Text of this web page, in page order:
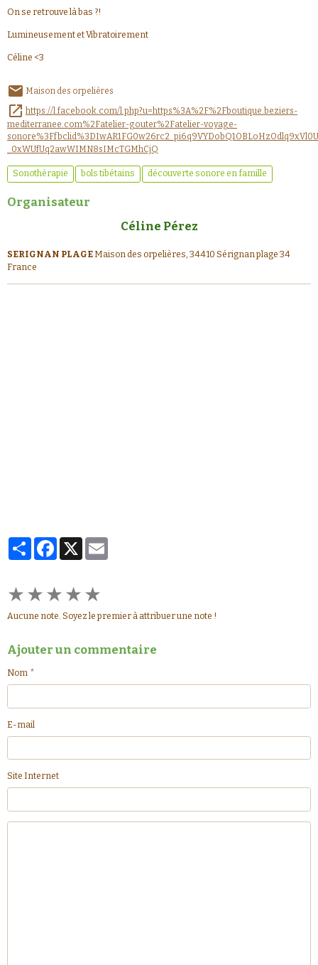
On se retrouve là bas ?!
Lumineusement et Vibratoirement
Céline <3
Maison des orpelières
https://l.facebook.com/l.php?u=https%3A%2F%2Fboutique.beziers-
mediterranee.com%2Fatelier-gouter%2Fatelier-voyage-
_0xWUfUq2awWIMN8sIMcTGMhCjQ
Sonothérapie bols tibétains découverte sonore en famille
Organisateur
Céline Pérez
SERIGNAN PLAGEMaison des orpelières, 34410 Sérignan plage 34
France
PartagerFacebook
★★★★★
Aucune note. Soyez le premier à attribuer une note !
Ajouter un commentaire
Nom
E-mail
Site Internet